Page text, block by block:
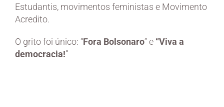
Estudantis, movimentos feministas e Movimento
Acredito.
O grito foi único: “Fora Bolsonaro” e “Viva a
democracia!”